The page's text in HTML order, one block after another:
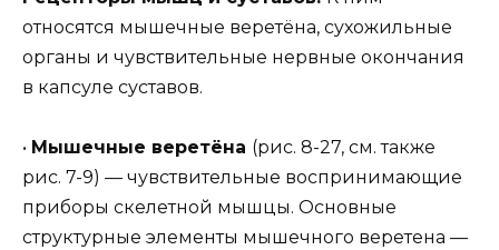
относятся мышечные веретёна, сухожильные
органы и чувствительные нервные окончания
в капсуле суставов.
• Мышечные веретёна (рис. 8-27, см. также
рис. 7-9) — чувствительные воспринимающие
приборы скелетной мышцы. Основные
структурные элементы мышечного веретена —